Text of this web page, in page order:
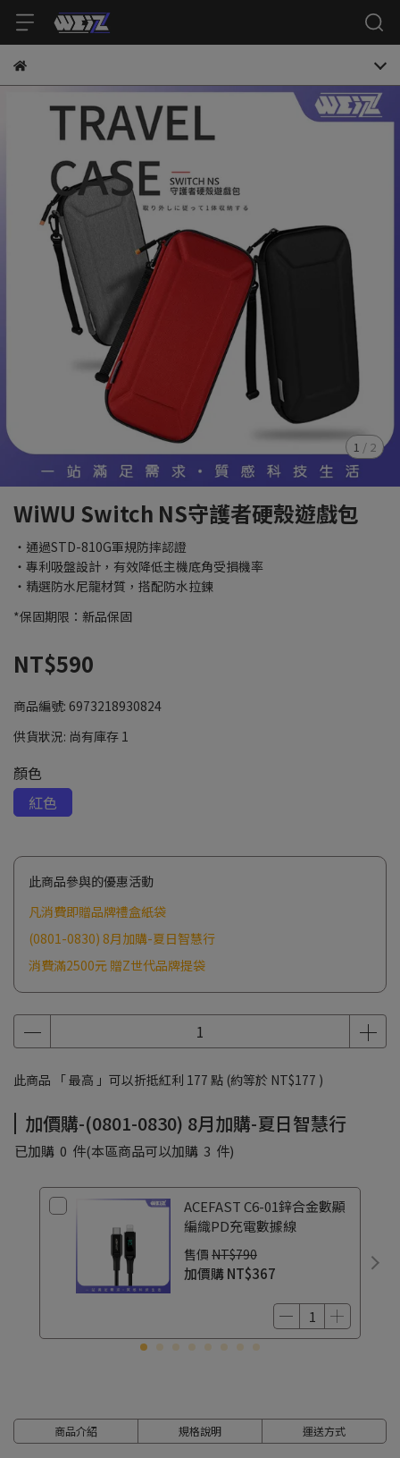
1 / 2
WiWU Switch NS守護者硬殼遊戲包
・通過STD-810G軍規防摔認證
・專利吸盤設計，有效降低主機底角受損機率
・精選防水尼龍材質，搭配防水拉鍊
*保固期限：新品保固
NT$590
商品編號: 6973218930824
供貨狀況: 尚有庫存 1
顏色
紅色
此商品參與的優惠活動
凡消費即贈品牌禮盒紙袋
(0801-0830) 8月加購-夏日智慧行
消費滿2500元 贈Z世代品牌提袋
此商品 「 最高 」可以折抵紅利 177 點 (約等於 NT$177 )
加價購-(0801-0830) 8月加購-夏日智慧行
已加購 0 件(本區商品可以加購 3 件)
ACEFAST C6-01鋅合金數顯
編織PD充電數據線
售價 NT$790
加價購NT$367
商品介紹 規格說明 運送方式